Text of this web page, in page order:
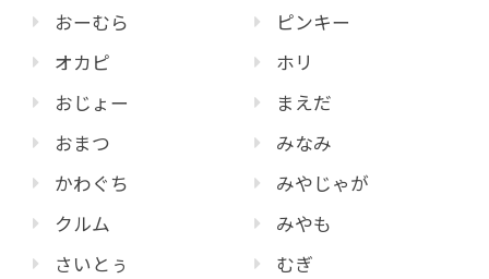
おーむら
オカピ
おじょー
おまつ
かわぐち
クルム
さいとぅ
ピンキー
ホリ
まえだ
みなみ
みやじゃが
みやも
むぎ